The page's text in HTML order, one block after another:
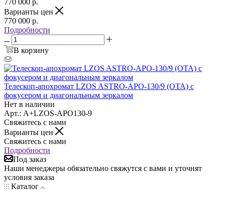
Варианты цен
770 000 р.
Подробности
В корзину
Телескоп-апохромат LZOS ASTRO-APO-130/9 (OTA) с
фокусером и диагональным зеркалом
Нет в наличии
Арт.: A+LZOS-APO130-9
Свяжитесь с нами
Варианты цен
Свяжитесь с нами
Подробности
Под заказ
Наши менеджеры обязательно свяжутся с вами и уточнят
условия заказа
Каталог